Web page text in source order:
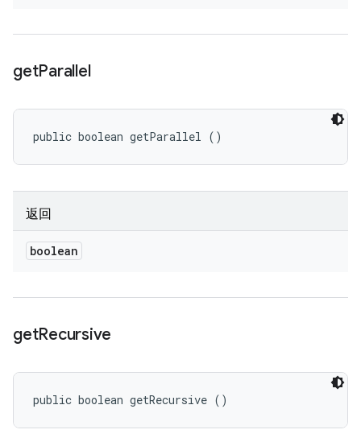
getParallel
public boolean getParallel ()
返回
boolean
getRecursive
public boolean getRecursive ()